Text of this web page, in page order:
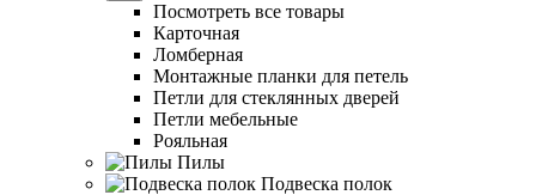
Посмотреть все товары
Карточная
Ломберная
Монтажные планки для петель
Петли для стеклянных дверей
Петли мебельные
Рояльная
Пилы
Подвеска полок